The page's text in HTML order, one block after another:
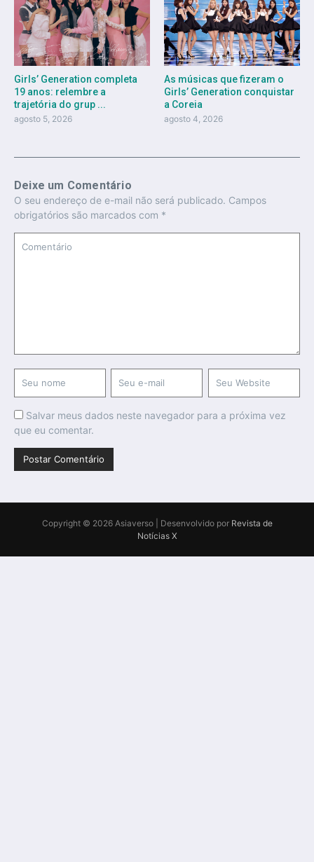
Girls’ Generation completa
19 anos: relembre a
trajetória do grup ...
agosto 5, 2026
As músicas que fizeram o
Girls’ Generation conquistar
a Coreia
agosto 4, 2026
Deixe um Comentário
O seu endereço de e-mail não será publicado. Campos
obrigatórios são marcados com *
Salvar meus dados neste navegador para a próxima vez
que eu comentar.
Copyright © 2026 Asiaverso | Desenvolvido por Revista de
Notícias X